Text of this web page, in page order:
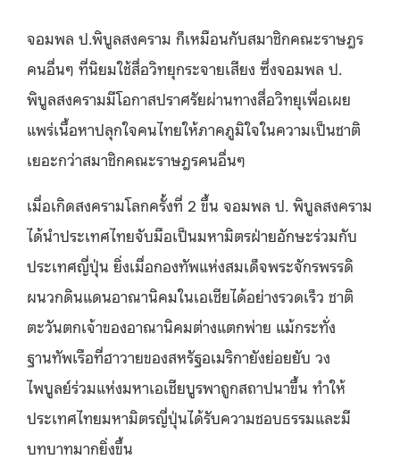
จอมพล ป.พิบูลสงคราม ก็เหมือนกับสมาชิกคณะราษฎร
คนอื่นๆ ที่นิยมใช้สื่อวิทยุกระจายเสียง ซึ่งจอมพล ป.
พิบูลสงครามมีโอกาสปราศรัยผ่านทางสื่อวิทยุเพื่อเผย
แพร่เนื้อหาปลุกใจคนไทยให้ภาคภูมิใจในความเป็นชาติ
เยอะกว่าสมาชิกคณะราษฎรคนอื่นๆ
เมื่อเกิดสงครามโลกครั้งที่ 2 ขึ้น จอมพล ป. พิบูลสงคราม
ได้นำประเทศไทยจับมือเป็นมหามิตรฝ่ายอักษะร่วมกับ
ประเทศญี่ปุ่น ยิ่งเมื่อกองทัพแห่งสมเด็จพระจักรพรรดิ
ผนวกดินแดนอาณานิคมในเอเชียได้อย่างรวดเร็ว ชาติ
ตะวันตกเจ้าของอาณานิคมต่างแตกพ่าย แม้กระทั่ง
ฐานทัพเรือที่ฮาวายของสหรัฐอเมริกายังย่อยยับ วง
ไพบูลย์ร่วมแห่งมหาเอเชียบูรพาถูกสถาปนาขึ้น ทำให้
ประเทศไทยมหามิตรญี่ปุ่นได้รับความชอบธรรมและมี
บทบาทมากยิ่งขึ้น